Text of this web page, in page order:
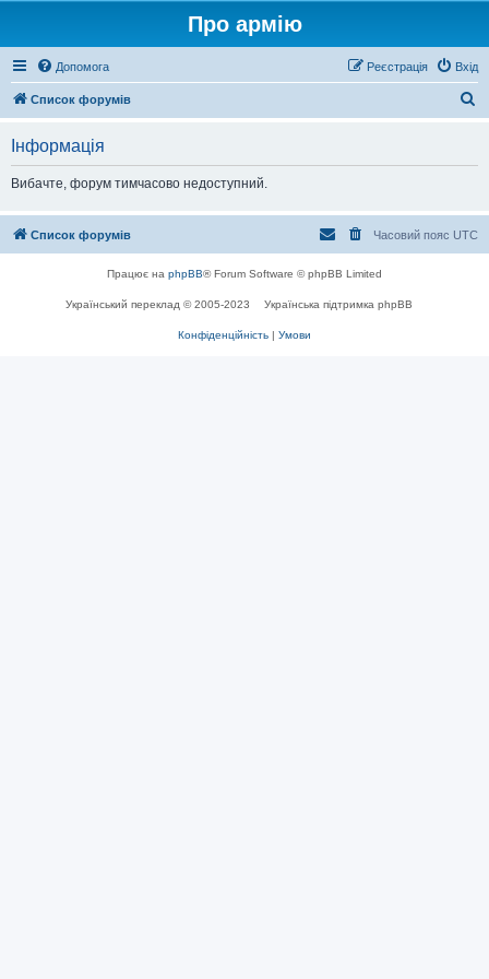
Про армію
Допомога Вхід
Реєстрація
Список форумів
Інформація
Вибачте, форум тимчасово недоступний.
Список форумів Часовий пояс UTC
Працює на phpBB® Forum Software © phpBB Limited
Український переклад © 2005-2023 Українська підтримка phpBB
Конфіденційність | Умови